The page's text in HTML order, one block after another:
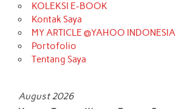
KOLEKSI E-BOOK
Kontak Saya
MY ARTICLE @YAHOO INDONESIA
Portofolio
Tentang Saya
August 2026